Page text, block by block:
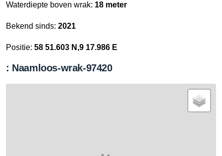
Waterdiepte boven wrak: 18 meter
Bekend sinds: 2021
Positie: 58 51.603 N,9 17.986 E
: Naamloos-wrak-97420